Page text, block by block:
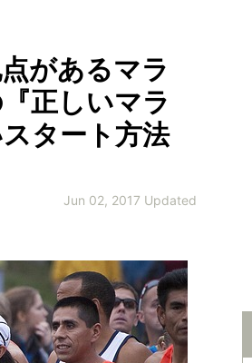
があるマラ
正しいマラ
タート方法
Jun 02, 2017 Updated